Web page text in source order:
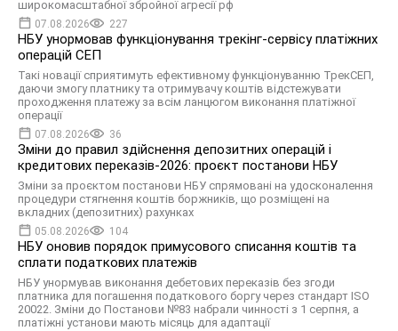
широкомасштабної збройної агресії рф
07.08.2026 227
НБУ унормовав функціонування трекінг-сервісу платіжних
операцій СЕП
Такі новації сприятимуть ефективному функціонуванню ТрекСЕП,
даючи змогу платнику та отримувачу коштів відстежувати
проходження платежу за всім ланцюгом виконання платіжної
операції
07.08.2026 36
Зміни до правил здійснення депозитних операцій і
кредитових переказів-2026: проєкт постанови НБУ
Зміни за проєктом постанови НБУ спрямовані на удосконалення
процедури стягнення коштів боржників, що розміщені на
вкладних (депозитних) рахунках
05.08.2026 104
НБУ оновив порядок примусового списання коштів та
сплати податкових платежів
НБУ унормував виконання дебетових переказів без згоди
платника для погашення податкового боргу через стандарт ISO
20022. Зміни до Постанови №83 набрали чинності з 1 серпня, а
платіжні установи мають місяць для адаптації